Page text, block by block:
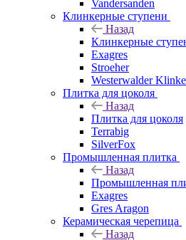
Vandersanden
Клинкерные ступени
Назад
Клинкерные
Exagres
Stroeher
Westerwalder
Плитка для цоколя
Назад
Плитка для цоколя
Terrabig
SilverFox
Промышленная плитка
Назад
Промышленная
Exagres
Gres Aragon
Керамическая черепица
Назад